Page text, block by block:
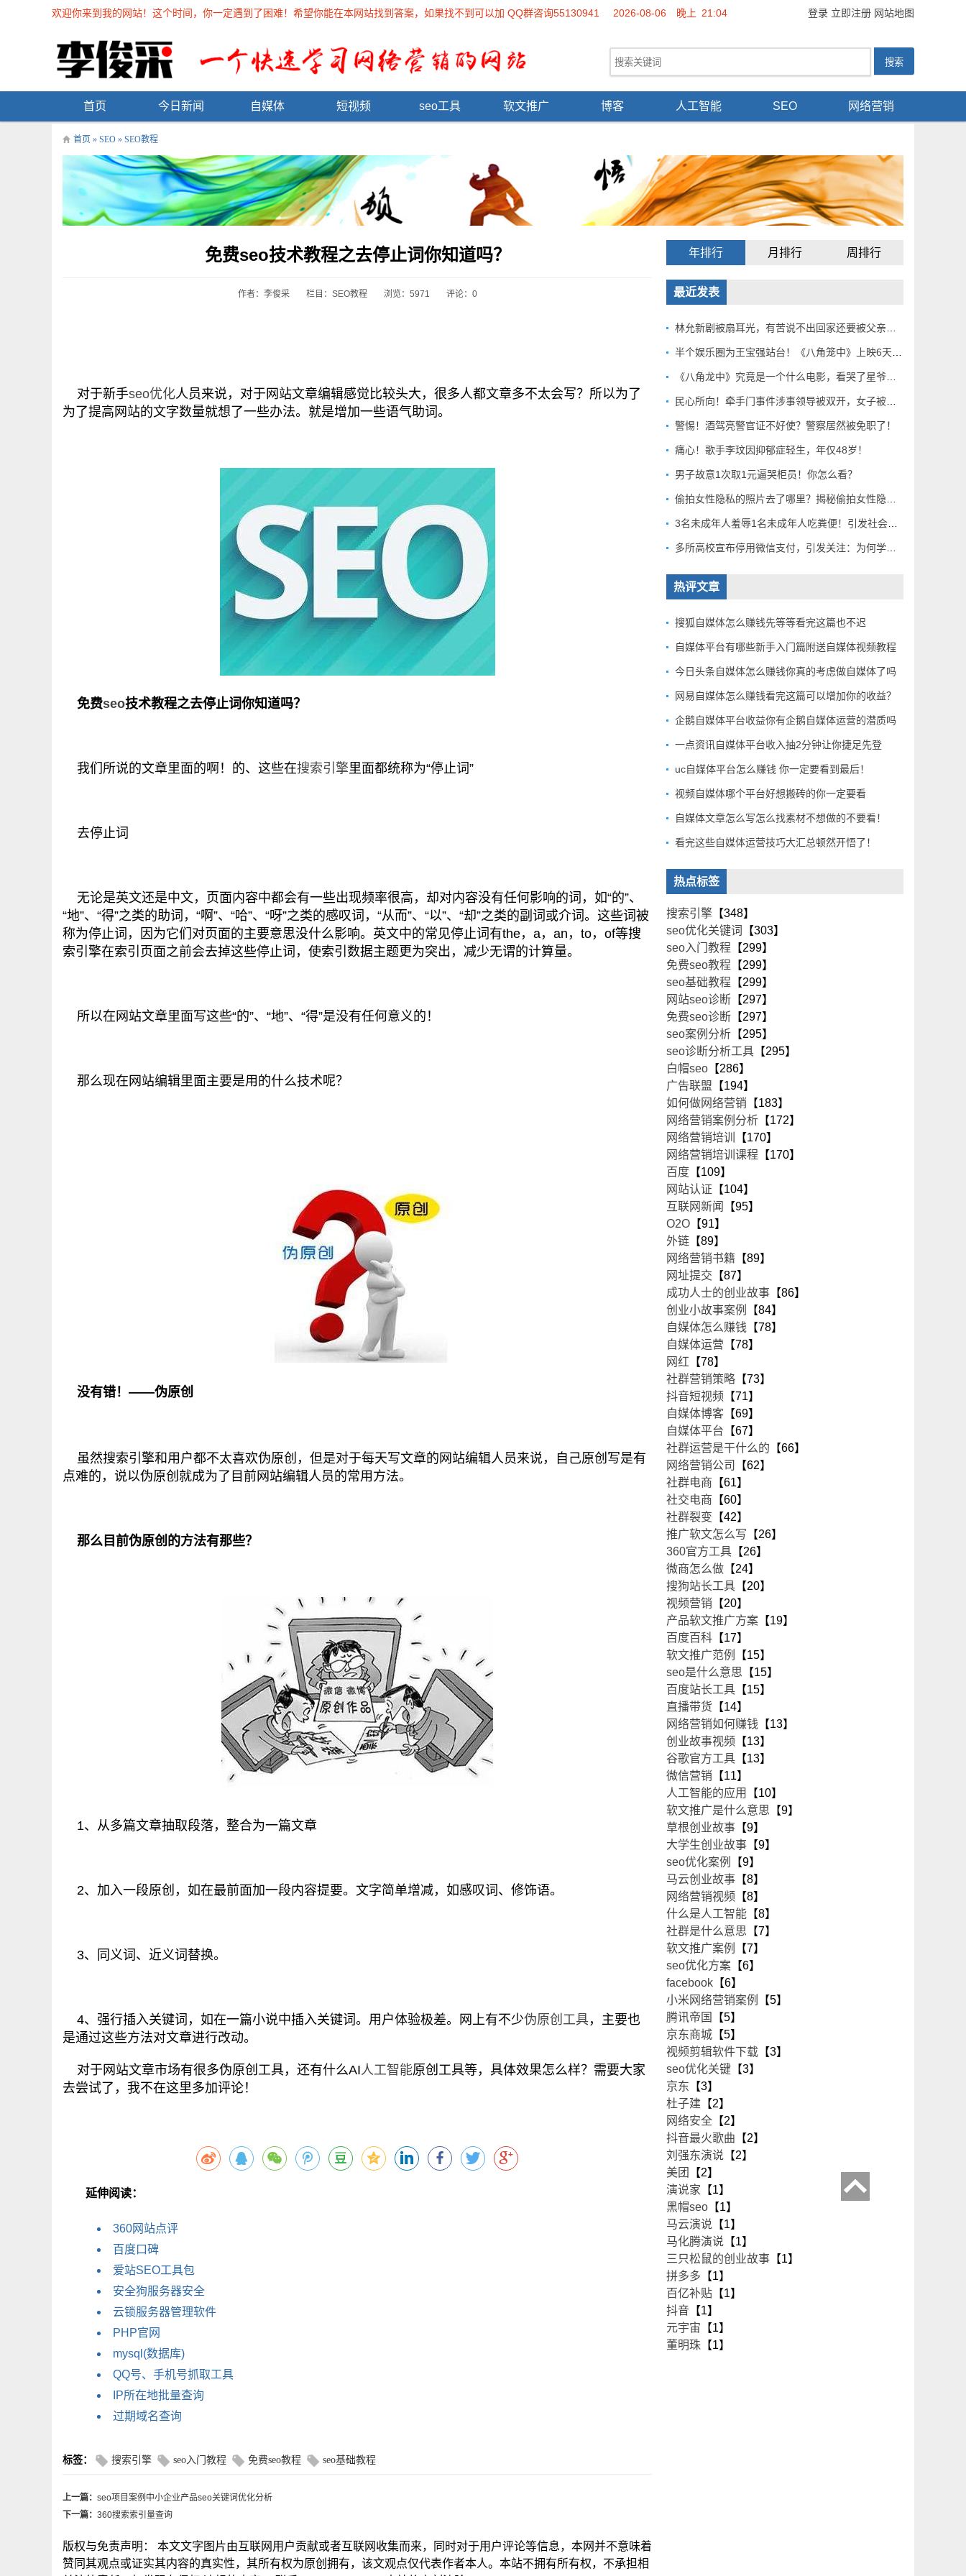
登录 立即注册 网站地图
欢迎你来到我的网站！这个时间，你一定遇到了困难！希望你能在本网站找到答案，如果找不到可以加 QQ群咨询55130941 2026-08-06 晚上 21:04
首页 今日新闻 自媒体 短视频 seo工具 软文推广 博客 人工智能 SEO 网络营销
首页 » SEO » SEO教程
免费seo技术教程之去停止词你知道吗？
作者：李俊采 栏目： SEO教程 浏览：5971 评论：0
对于新手seo优化人员来说，对于网站文章编辑感觉比较头大，很多人都文章多不太会写？所以为了
为了提高网站的文字数量就想了一些办法。就是增加一些语气助词。
免费seo技术教程之去停止词你知道吗？
我们所说的文章里面的啊！的、这些在搜索引擎里面都统称为“停止词”
去停止词
无论是英文还是中文，页面内容中都会有一些出现频率很高，却对内容没有任何影响的词，如“的”、
“地”、“得”之类的助词，“啊”、“哈”、“呀”之类的感叹词，“从而”、“以”、“却”之类的副词或介词。这些词被
称为停止词，因为它们对页面的主要意思没什么影响。英文中的常见停止词有the，a，an，to，of等搜
索引擎在索引页面之前会去掉这些停止词，使索引数据主题更为突出，减少无谓的计算量。
所以在网站文章里面写这些“的”、“地”、“得”是没有任何意义的！
那么现在网站编辑里面主要是用的什么技术呢？
没有错！——伪原创
虽然搜索引擎和用户都不太喜欢伪原创，但是对于每天写文章的网站编辑人员来说，自己原创写是有
点难的，说以伪原创就成为了目前网站编辑人员的常用方法。
那么目前伪原创的方法有那些？
1、从多篇文章抽取段落，整合为一篇文章
2、加入一段原创，如在最前面加一段内容提要。文字简单增减，如感叹词、修饰语。
3、同义词、近义词替换。
4、强行插入关键词，如在一篇小说中插入关键词。用户体验极差。网上有不少伪原创工具 ，主要也
是通过这些方法对文章进行改动。
对于网站文章市场有很多伪原创工具，还有什么AI人工智能原创工具等，具体效果怎么样？需要大家
去尝试了，我不在这里多加评论！
延伸阅读：
360网站点评
百度口碑
爱站SEO工具包
安全狗服务器安全
云锁服务器管理软件
PHP官网
mysql(数据库)
QQ号、手机号抓取工具
IP所在地批量查询
过期域名查询
标签： 搜索引擎 seo入门教程 免费seo教程 seo基础教程
上一篇： seo项目案例中小企业产品seo关键词优化分析
下一篇： 360搜索索引量查询
版权与免责声明： 本文文字图片由互联网用户贡献或者互联网收集而来，同时对于用户评论等信息，本网并不意味着
赞同其观点或证实其内容的真实性，其所有权为原创拥有，该文观点仅代表作者本人。本站不拥有所有权，不承担相
年排行 月排行 周排行
最近发表
警惕！酒驾亮警官证不好使？警察居然被免职了！
痛心！歌手李玟因抑郁症轻生，年仅48岁！
男子故意1次取1元逼哭柜员！你怎么看？
热评文章
搜狐自媒体怎么赚钱先等等看完这篇也不迟
自媒体平台有哪些新手入门篇附送自媒体视频教程
今日头条自媒体怎么赚钱你真的考虑做自媒体了吗
网易自媒体怎么赚钱看完这篇可以增加你的收益？
企鹅自媒体平台收益你有企鹅自媒体运营的潜质吗
一点资讯自媒体平台收入抽2分钟让你捷足先登
uc自媒体平台怎么赚钱 你一定要看到最后！
视频自媒体哪个平台好想搬砖的你一定要看
自媒体文章怎么写怎么找素材不想做的不要看！
看完这些自媒体运营技巧大汇总顿然开悟了！
热点标签
搜索引擎 【348】
seo优化关键词
【303】
seo入门教程 【299】
免费seo教程 【299】
seo基础教程 【299】
网站seo诊断 【297】
免费seo诊断 【297】
seo案例分析 【295】
seo诊断分析工具 【295】
白帽seo 【286】
广告联盟 【194】
如何做网络营销 【183】
网络营销案例分析 【172】
网络营销培训
【170】
网络营销培训课程 【170】
百度 【109】
网站认证 【104】
互联网新闻
【95】
O2O 【91】
外链 【89】
网络营销书籍 【89】
网址提交 【87】
成功人士的创业故事 【86】
创业小故事案例
【84】
自媒体怎么赚钱 【78】
自媒体运营 【78】
网红 【78】
社群营销策略 【73】
抖音短视频 【71】
自媒体博客 【69】
自媒体平台 【67】
社群运营是干什么的 【66】
网络营销公司
【62】
社群电商 【61】
社交电商 【60】
社群裂变 【42】
推广软文怎么写 【26】
360官方工具 【26】
微商怎么做 【24】
搜狗站长工具 【20】
视频营销 【20】
产品软文推广方案 【19】
百度百科 【17】
软文推广范例
【15】
seo是什么意思 【15】
百度站长工具 【15】
直播带货 【14】
网络营销如何赚钱 【13】
创业故事视频 【13】
谷歌官方工具 【13】
微信营销 【11】
人工智能的应用
【10】
软文推广是什么意思 【9】
草根创业故事 【9】
大学生创业故事 【9】
seo优化案例
【9】
马云创业故事 【8】
网络营销视频 【8】
什么是人工智能 【8】
社群是什么意思 【7】
软文推广案例
【7】
seo优化方案 【6】
facebook 【6】
小米网络营销案例
【5】
腾讯帝国
【5】
京东商城 【5】
视频剪辑软件下载 【3】
seo优化关键 【3】
京东 【3】
杜子建 【2】
网络安全 【2】
抖音最火歌曲 【2】
刘强东演说 【2】
美团
【2】
演说家 【1】
黑帽seo 【1】
马云演说 【1】
马化腾演说 【1】
三只松鼠的创业故事 【1】
拼多多 【1】
百亿补贴 【1】
抖音 【1】
元宇宙 【1】
董明珠 【1】